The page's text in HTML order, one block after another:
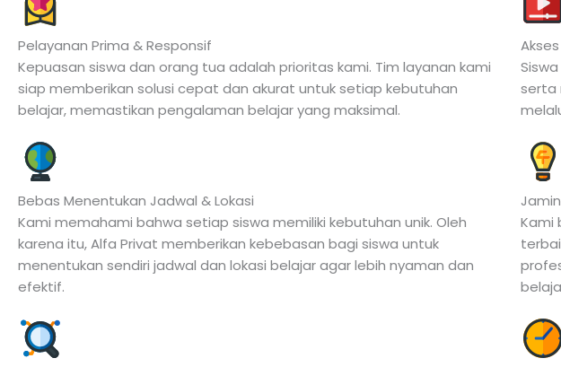
Pelayanan Prima & Responsif
Kepuasan siswa dan orang tua adalah prioritas kami. Tim layanan kami
siap memberikan solusi cepat dan akurat untuk setiap kebutuhan
belajar, memastikan pengalaman belajar yang maksimal.
Bebas Menentukan Jadwal & Lokasi
Kami memahami bahwa setiap siswa memiliki kebutuhan unik. Oleh
karena itu, Alfa Privat memberikan kebebasan bagi siswa untuk
menentukan sendiri jadwal dan lokasi belajar agar lebih nyaman dan
efektif.
serta
Kami